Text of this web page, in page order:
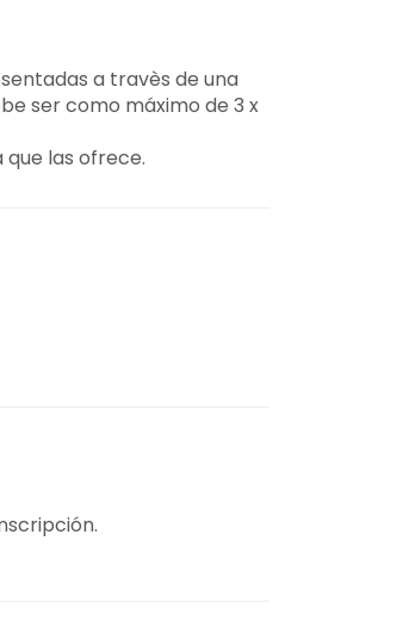
a travès de una
ser como máximo de 3 x
que las ofrece.